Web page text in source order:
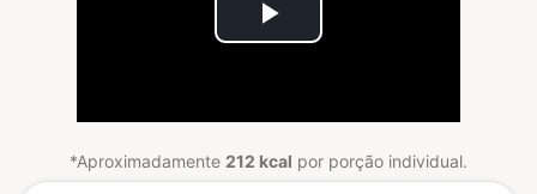
Play
*Aproximadamente 212 kcal por porção individual.